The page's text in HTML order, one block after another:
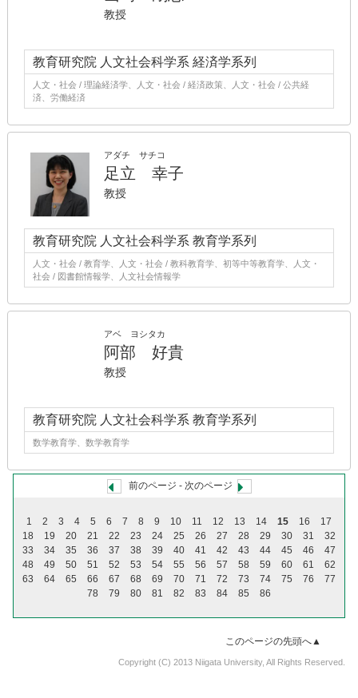
教授
教育研究院 人文社会科学系 経済学系列
人文・社会 / 理論経済学、人文・社会 / 経済政策、人文・社会 / 公共経
済、労働経済
アダチ サチコ
足立 幸子
教授
教育研究院 人文社会科学系 教育学系列
人文・社会 / 教育学、人文・社会 / 教科教育学、初等中等教育学、人文・
社会 / 図書館情報学、人文社会情報学
アベ ヨシタカ
阿部 好貴
教授
教育研究院 人文社会科学系 教育学系列
数学教育学、数学教育学
前のページ - 次のページ
1 2 3 4 5 6 7 8 9 10 11 12 13 14 15 16
17
18
19 20 21 22 23 24 25 26 27 28 29 30 31
32
33
34 35 36 37 38 39 40 41 42 43 44 45 46
47
48
49 50 51 52 53 54 55 56 57 58 59 60 61
62
63
64 65 66 67 68 69 70 71 72 73 74 75 76
77
78
79 80 81 82 83 84 85 86
このページの先頭へ▲
Copyright (C) 2013 Niigata University, All Rights Reserved.